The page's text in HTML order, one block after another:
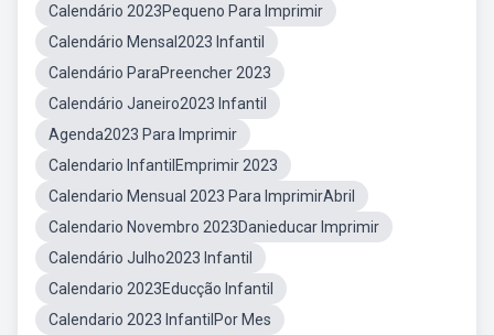
Calendário 2023Pequeno Para Imprimir
Calendário Mensal2023 Infantil
Calendário ParaPreencher 2023
Calendário Janeiro2023 Infantil
Agenda2023 Para Imprimir
Calendario InfantilEmprimir 2023
Calendario Mensual 2023 Para ImprimirAbril
Calendario Novembro 2023Danieducar Imprimir
Calendário Julho2023 Infantil
Calendario 2023Educção Infantil
Calendario 2023 InfantilPor Mes